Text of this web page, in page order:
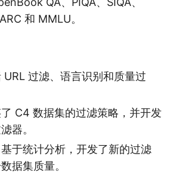
和 MMLU。
过滤、语言识别和质量过
C4 数据集的过滤策略，并开发
器。
于统计分析，开发了新的过滤
据集质量。